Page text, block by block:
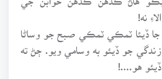
نه!
جا ڏيئا ٽمڪي ٽمڪي صبح جو وساڻا
جو ڏيئو به وسامي ويو. ڄڻ ته
هو....!